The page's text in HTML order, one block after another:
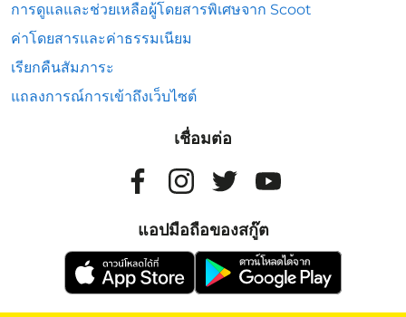
การดูแลและช่วยเหลือผู้โดยสารพิเศษจาก Scoot
ค่าโดยสารและค่าธรรมเนียม
เรียกคืนสัมภาระ
แถลงการณ์การเข้าถึงเว็บไซต์
เชื่อมต่อ
แอปมือถือของสกู๊ต